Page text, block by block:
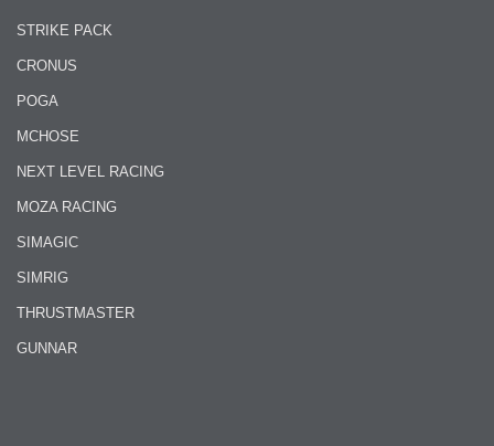
STRIKE PACK
CRONUS
POGA
MCHOSE
NEXT LEVEL RACING
MOZA RACING
SIMAGIC
SIMRIG
THRUSTMASTER
GUNNAR